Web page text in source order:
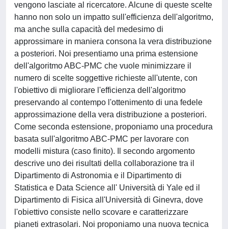
vengono lasciate al ricercatore. Alcune di queste scelte
hanno non solo un impatto sull'efficienza dell'algoritmo,
ma anche sulla capacità del medesimo di
approssimare in maniera consona la vera distribuzione
a posteriori. Noi presentiamo una prima estensione
dell'algoritmo ABC-PMC che vuole minimizzare il
numero di scelte soggettive richieste all'utente, con
l'obiettivo di migliorare l'efficienza dell'algoritmo
preservando al contempo l'ottenimento di una fedele
approssimazione della vera distribuzione a posteriori.
Come seconda estensione, proponiamo una procedura
basata sull'algoritmo ABC-PMC per lavorare con
modelli mistura (caso finito). Il secondo argomento
descrive uno dei risultati della collaborazione tra il
Dipartimento di Astronomia e il Dipartimento di
Statistica e Data Science all' Università di Yale ed il
Dipartimento di Fisica all'Università di Ginevra, dove
l'obiettivo consiste nello scovare e caratterizzare
pianeti extrasolari. Noi proponiamo una nuova tecnica